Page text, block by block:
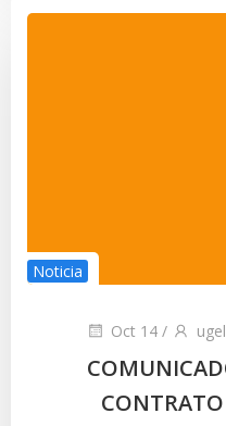
Noticia
Oct 14 /